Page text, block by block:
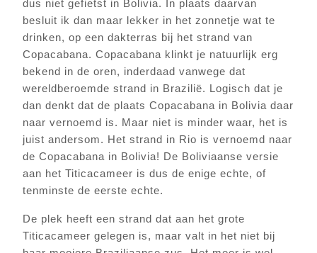
dus niet gefietst in Bolivia. In plaats daarvan
besluit ik dan maar lekker in het zonnetje wat te
drinken, op een dakterras bij het strand van
Copacabana. Copacabana klinkt je natuurlijk erg
bekend in de oren, inderdaad vanwege dat
wereldberoemde strand in Brazilië. Logisch dat je
dan denkt dat de plaats Copacabana in Bolivia daar
naar vernoemd is. Maar niet is minder waar, het is
juist andersom. Het strand in Rio is vernoemd naar
de Copacabana in Bolivia! De Boliviaanse versie
aan het Titicacameer is dus de enige echte, of
tenminste de eerste echte.
De plek heeft een strand dat aan het grote
Titicacameer gelegen is, maar valt in het niet bij